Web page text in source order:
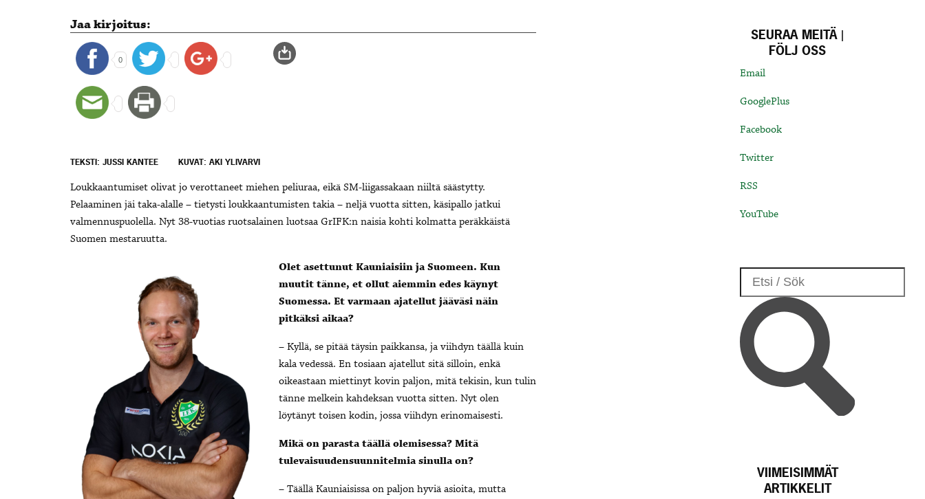
Jaa kirjoitus:
0
TEKSTI: JUSSI KANTEE KUVAT: AKI YLIVARVI
Loukkaantumiset olivat jo verottaneet miehen peliuraa, eikä SM-liigassakaan niiltä säästytty.
Pelaaminen jäi taka-alalle – tietysti loukkaantumisten takia – neljä vuotta sitten, käsipallo jatkui
valmennuspuolella. Nyt 38-vuotias ruotsalainen luotsaa GrIFK:n naisia kohti kolmatta peräkkäistä
Suomen mestaruutta.
Olet asettunut Kauniaisiin ja Suomeen. Kun
muutit tänne, et ollut aiemmin edes käynyt
Suomessa. Et varmaan ajatellut jääväsi näin
pitkäksi aikaa?
– Kyllä, se pitää täysin paikkansa, ja viihdyn täällä kuin
kala vedessä. En tosiaan ajatellut sitä silloin, enkä
oikeastaan miettinyt kovin paljon, mitä tekisin, kun tulin
tänne melkein kahdeksan vuotta sitten. Nyt olen
löytänyt toisen kodin, jossa viihdyn erinomaisesti.
Mikä on parasta täällä olemisessa? Mitä
tulevaisuudensuunnitelmia sinulla on?
– Täällä Kauniaisissa on paljon hyviä asioita, mutta
SEURAA MEITÄ |
FÖLJ OSS
Email
GooglePlus
Facebook
Twitter
RSS
YouTube
VIIMEISIMMÄT
ARTIKKELIT